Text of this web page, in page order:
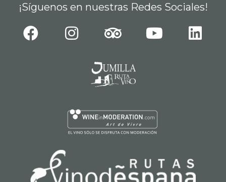
¡Síguenos en nuestras Redes Sociales!